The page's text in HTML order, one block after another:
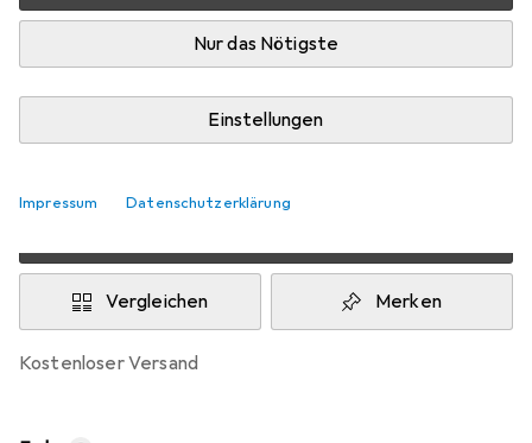
Nur das Nötigste
Einstellungen
Impressum Datenschutzerklärung
Zwischen Di, 11.8. und Mi, 12.8. geliefert
8 Stück an Lager beim Drittanbieter
Lieferort angeben für genaue Lieferzeit
Angebot von i
Vergleichen Merken
kostenloser Versand